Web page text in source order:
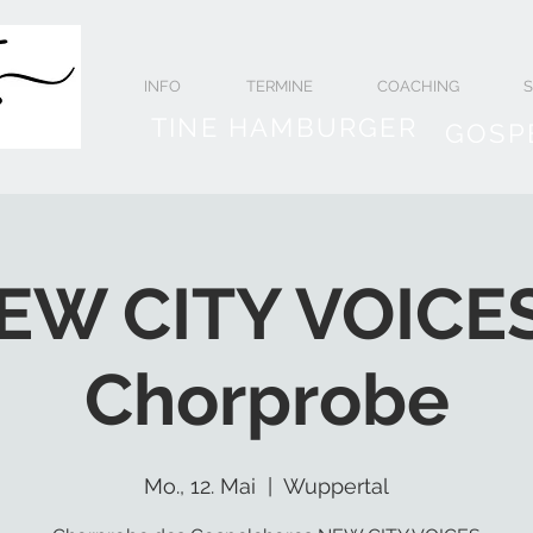
INFO TERMINE COACHING
CITY
Chorprobe
Mo., 12. Mai Wuppertal